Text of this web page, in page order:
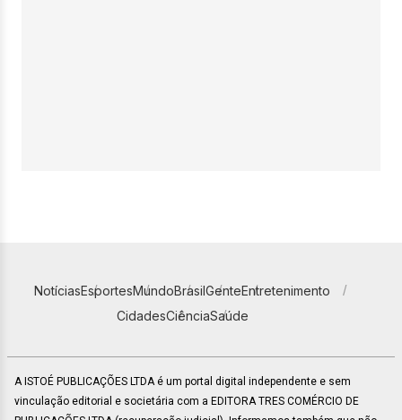
NotíciasEsportesMundoBrasilGenteEntretenimento
CidadesCiênciaSaúde
A ISTOÉ PUBLICAÇÕES LTDA é um portal digital independente e sem
vinculação editorial e societária com a EDITORA TRES COMÉRCIO DE